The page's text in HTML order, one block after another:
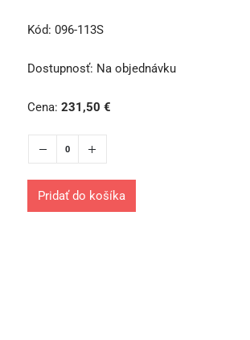
Kód: 096-113S
Dostupnosť: Na objednávku
Cena: 231,50 €
Pridať do košíka